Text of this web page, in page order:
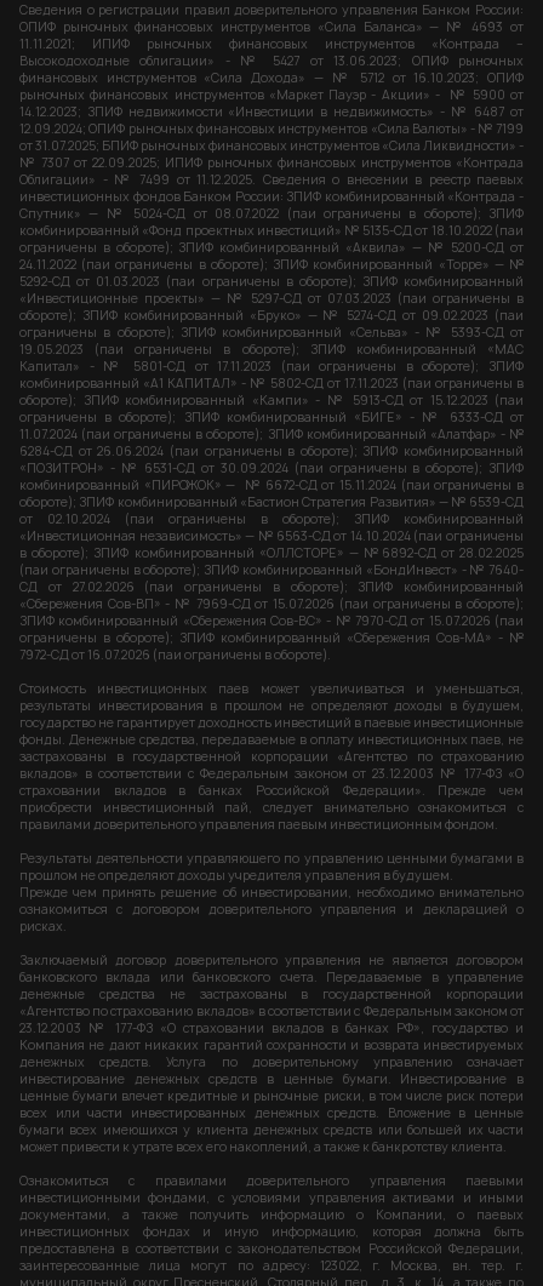
Сведения о регистрации правил доверительного управления Банком России:
ОПИФ рыночных финансовых инструментов «Сила Баланса» — № 4693 от
11.11.2021; ИПИФ рыночных финансовых инструментов «Контрада –
Высокодоходные облигации» - № 5427 от 13.06.2023; ОПИФ рыночных
финансовых инструментов «Сила Дохода» — № 5712 от 16.10.2023; ОПИФ
рыночных финансовых инструментов «Маркет Пауэр - Акции» - № 5900 от
14.12.2023; ЗПИФ недвижимости «Инвестиции в недвижимость» - № 6487 от
12.09.2024; ОПИФ рыночных финансовых инструментов «Сила Валюты» - № 7199
от 31.07.2025; БПИФ рыночных финансовых инструментов «Сила Ликвидности» -
№ 7307 от 22.09.2025; ИПИФ рыночных финансовых инструментов «Контрада
Облигации» - № 7499 от 11.12.2025. Сведения о внесении в реестр паевых
инвестиционных фондов Банком России: ЗПИФ комбинированный «Контрада -
Спутник» — № 5024-СД от 08.07.2022 (паи ограничены в обороте); ЗПИФ
комбинированный «Фонд проектных инвестиций» № 5135-СД от 18.10.2022 (паи
ограничены в обороте); ЗПИФ комбинированный «Аквила» — № 5200-СД от
24.11.2022 (паи ограничены в обороте); ЗПИФ комбинированный «Торре» — №
5292-СД от 01.03.2023 (паи ограничены в обороте); ЗПИФ комбинированный
«Инвестиционные проекты» — № 5297-СД от 07.03.2023 (паи ограничены в
обороте); ЗПИФ комбинированный «Бруко» — № 5274-СД от 09.02.2023 (паи
ограничены в обороте); ЗПИФ комбинированный «Сельва» - № 5393-СД от
19.05.2023 (паи ограничены в обороте); ЗПИФ комбинированный «МАС
Капитал» - № 5801-СД от 17.11.2023 (паи ограничены в обороте); ЗПИФ
комбинированный «А1 КАПИТАЛ» - № 5802-СД от 17.11.2023 (паи ограничены в
обороте); ЗПИФ комбинированный «Кампи» - № 5913-СД от 15.12.2023 (паи
ограничены в обороте); ЗПИФ комбинированный «БИГЕ» - № 6333-СД от
11.07.2024 (паи ограничены в обороте); ЗПИФ комбинированный «Алатфар» - №
6284-СД от 26.06.2024 (паи ограничены в обороте); ЗПИФ комбинированный
«ПОЗИТРОН» - № 6531-СД от 30.09.2024 (паи ограничены в обороте); ЗПИФ
комбинированный «ПИРОЖОК» — № 6672-СД от 15.11.2024 (паи ограничены в
обороте); ЗПИФ комбинированный «Бастион Стратегия Развития» — № 6539-СД
от 02.10.2024 (паи ограничены в обороте); ЗПИФ комбинированный
«Инвестиционная независимость» — № 6563-СД от 14.10.2024 (паи ограничены
в обороте); ЗПИФ комбинированный «ОЛЛСТОРЕ» — №6892-СД от 28.02.2025
(паи ограничены в обороте); ЗПИФ комбинированный «БондИнвест» - № 7640-
СД от 27.02.2026 (паи ограничены в обороте); ЗПИФ комбинированный
«Сбережения Сов-ВП» - № 7969-СД от 15.07.2026 (паи ограничены в обороте);
ЗПИФ комбинированный «Сбережения Сов-ВС» - № 7970-СД от 15.07.2026 (паи
ограничены в обороте); ЗПИФ комбинированный «Сбережения Сов-МА» - №
7972-СД от 16.07.2026 (паи ограничены в обороте).
Стоимость инвестиционных паев может увеличиваться и уменьшаться,
результаты инвестирования в прошлом не определяют доходы в будущем,
государство не гарантирует доходность инвестиций в паевые инвестиционные
фонды. Денежные средства, передаваемые в оплату инвестиционных паев, не
застрахованы в государственной корпорации «Агентство по страхованию
вкладов» в соответствии с Федеральным законом от 23.12.2003 № 177-ФЗ «О
страховании вкладов в банках Российской Федерации». Прежде чем
приобрести инвестиционный пай, следует внимательно ознакомиться с
правилами доверительного управления паевым инвестиционным фондом.
Результаты деятельности управляющего по управлению ценными бумагами в
прошлом не определяют доходы учредителя управления в будущем.
Прежде чем принять решение об инвестировании, необходимо внимательно
ознакомиться с договором доверительного управления и декларацией о
рисках.
Заключаемый договор доверительного управления не является договором
банковского вклада или банковского счета. Передаваемые в управление
денежные средства не застрахованы в государственной корпорации
«Агентство по страхованию вкладов» в соответствии с Федеральным законом от
23.12.2003 № 177-ФЗ «О страховании вкладов в банках РФ», государство и
Компания не дают никаких гарантий сохранности и возврата инвестируемых
денежных средств. Услуга по доверительному управлению означает
инвестирование денежных средств в ценные бумаги. Инвестирование в
ценные бумаги влечет кредитные и рыночные риски, в том числе риск потери
всех или части инвестированных денежных средств. Вложение в ценные
бумаги всех имеющихся у клиента денежных средств или большей их части
может привести к утрате всех его накоплений, а также к банкротству клиента.
Ознакомиться с правилами доверительного управления паевыми
инвестиционными фондами, с условиями управления активами и иными
документами, а также получить информацию о Компании, о паевых
инвестиционных фондах и иную информацию, которая должна быть
предоставлена в соответствии с законодательством Российской Федерации,
заинтересованные лица могут по адресу: 123022, г. Москва, вн. тер. г.
муниципальный округ Пресненский, Столярный пер., д. 3, к. 14, а также по